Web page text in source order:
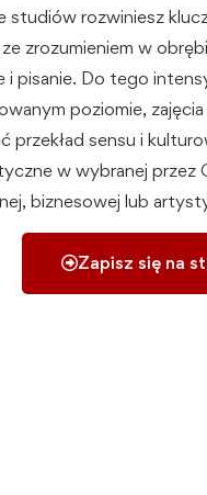
studiów rozwiniesz
zrozumieniem w
i pisanie. Do tego
poziomie,
przekład sensu i
w wybranej przez
biznesowej lub
Zapisz się na